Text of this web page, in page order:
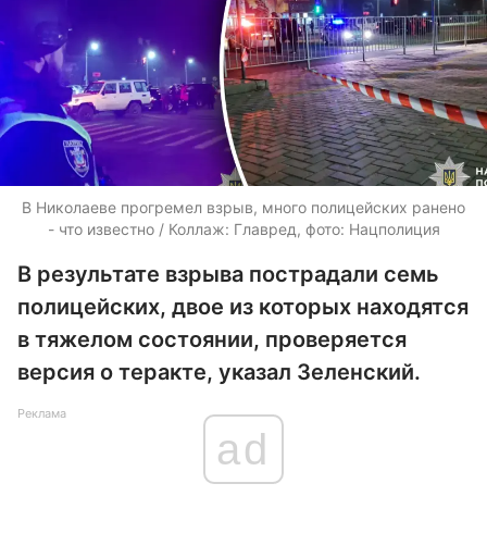
В Николаеве прогремел взрыв, много полицейских ранено
- что известно / Коллаж: Главред, фото: Нацполиция
В результате взрыва пострадали семь
полицейских, двое из которых находятся
в тяжелом состоянии, проверяется
версия о теракте, указал Зеленский.
Реклама
ad